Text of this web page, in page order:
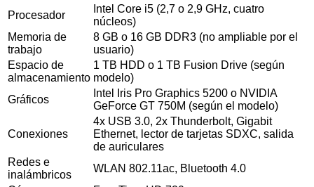
Procesador
Intel Core i5 (2,7 o 2,9 GHz, cuatro
núcleos)
Memoria de
trabajo
8 GB o 16 GB DDR3 (no ampliable por el
usuario)
Espacio de
almacenamiento
1 TB HDD o 1 TB Fusion Drive (según
modelo)
Gráficos
Intel Iris Pro Graphics 5200 o NVIDIA
GeForce GT 750M (según el modelo)
Conexiones
4x USB 3.0, 2x Thunderbolt, Gigabit
Ethernet, lector de tarjetas SDXC, salida
de auriculares
Redes e
inalámbricos
WLAN 802.11ac, Bluetooth 4.0